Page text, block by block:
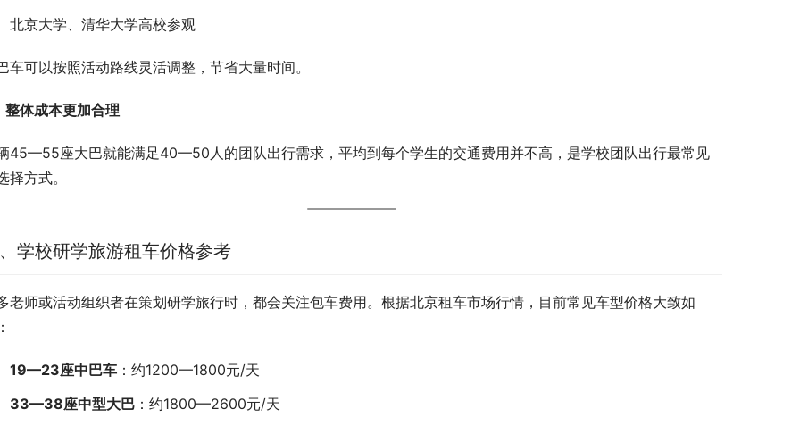
北京大学、清华大学高校参观
车可以按照活动路线灵活调整，节省大量时间。
整体成本更加合理
45—55座大巴就能满足40—50人的团队出行需求，平均到每个学生的交通费用并不高，是学校团队出行最常见
择方式。
学校研学旅游租车价格参考
老师或活动组织者在策划研学旅行时，都会关注包车费用。根据北京租车市场行情，目前常见车型价格大致如
19—23座中巴车 ：约1200—1800元/天
33—38座中型大巴 ：约1800—2600元/天